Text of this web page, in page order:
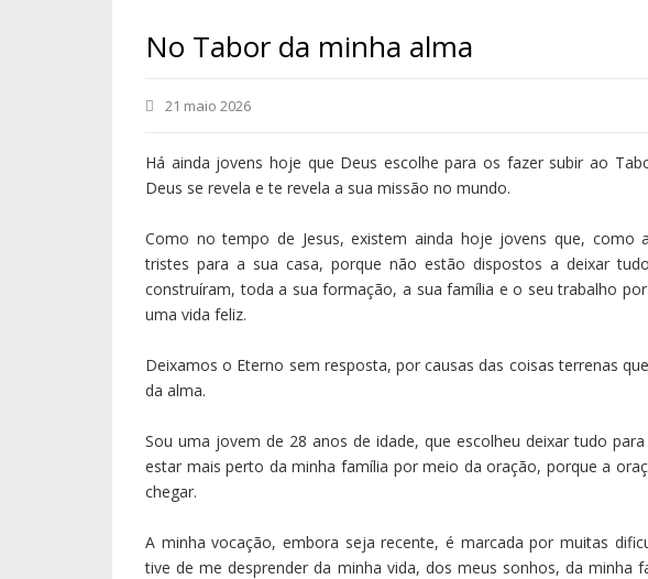
No Tabor da minha alma
21 maio 2026
Há ainda jovens hoje que Deus escolhe para os fazer subir ao
Deus se revela e te revela a sua missão no mundo.
Como no tempo de Jesus, existem ainda hoje jovens que, como
tristes para a sua casa, porque não estão dispostos a deixar
construíram, toda a sua formação, a sua família e o seu trabalho
uma vida feliz.
Deixamos o Eterno sem resposta, por causas das coisas terrenas
da alma.
Sou uma jovem de 28 anos de idade, que escolheu deixar tudo
estar mais perto da minha família por meio da oração, porque a
chegar.
A minha vocação, embora seja recente, é marcada por muitas
tive de me desprender da minha vida, dos meus sonhos, da minha